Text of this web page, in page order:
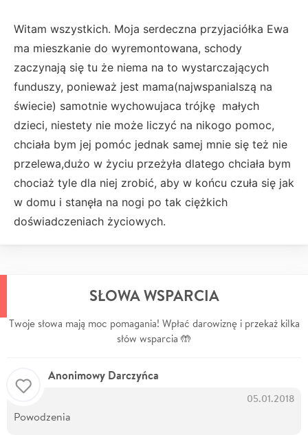
Witam wszystkich. Moja serdeczna przyjaciółka Ewa
ma mieszkanie do wyremontowana, schody
zaczynają się tu że niema na to wystarczających
funduszy, ponieważ jest mama(najwspanialszą na
świecie) samotnie wychowujaca trójkę małych
dzieci, niestety nie może liczyć na nikogo pomoc,
chciała bym jej pomóc jednak samej mnie się też nie
przelewa,dużo w życiu przeżyła dlatego chciała bym
chociaż tyle dla niej zrobić, aby w końcu czuła się jak
w domu i stanęła na nogi po tak ciężkich
doświadczeniach życiowych.
SŁOWA WSPARCIA
Twoje słowa mają moc pomagania! Wpłać darowiznę i przekaż kilka
słów wsparcia 🤲
Anonimowy Darczyńca
05.01.2018
Powodzenia